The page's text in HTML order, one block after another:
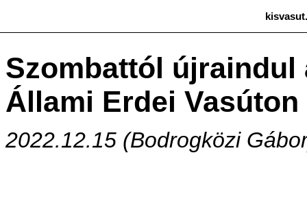
Szombattól
Állami Erdei Vasúton
2022.12.15 (Bodrogközi